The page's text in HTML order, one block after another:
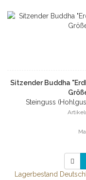
Sitzender Buddha
Steinguss
Lagerbestand